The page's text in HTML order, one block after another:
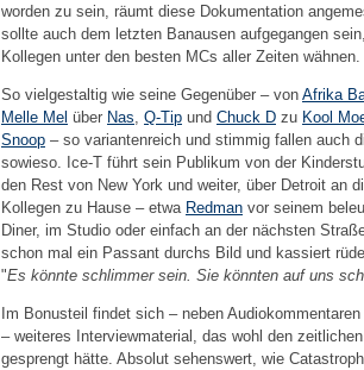
worden zu sein, räumt diese Dokumentation
sollte auch dem letzten Banausen aufgegangen
Kollegen unter den besten MCs aller Zeiten wähnen.
So vielgestaltig wie seine Gegenüber – von Afrika
Melle Mel über Nas, Q-Tip und Chuck D zu Kool
Snoop – so variantenreich und stimmig fallen auch
sowieso. Ice-T führt sein Publikum von der
den Rest von New York und weiter, über Detroit an
Kollegen zu Hause – etwa Redman vor seinem
Diner, im Studio oder einfach an der nächsten
schon mal ein Passant durchs Bild und kassiert
"Es könnte schlimmer sein. Sie könnten auf uns
Im Bonusteil findet sich – neben
– weiteres Interviewmaterial, das wohl den
gesprengt hätte. Absolut sehenswert, wie